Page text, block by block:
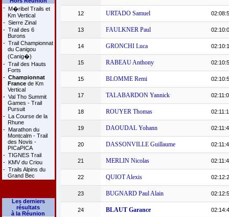
- M�ribel Trails et
Km Vertical
- Sierre Zinal
- Trail des 6
Burons
- Trail Championnat
du Canigou
(Canig�)
- Trail des Hauts
Forts
- Championnat
Francede Km
Vertical
- Val Tho Summit
Games - Trail
Pursuit
- La Course de la
Rhune
- Marathon du
Montcalm - Trail
des Novis -
PICaPICA
- TIGNES Trail
- KMV du Criou
- Trails Alpins du
Grand Bec
Les derniers
résultats
à la Réunion
12 URTADO Samuel
13 FAULKNER Paul
14 GRONCHI Luca
15 RABEAU Anthony
15 BLOMME Remi
17 TALABARDON Yannick
18 ROUYER Thomas
19 DAOUDAL Yohann
20 DASSONVILLE Guillaume
21 MERLIN Nicolas
22 QUIOT Alexis
23 BUGNARD Paul Alain
24 BLAUT Garance